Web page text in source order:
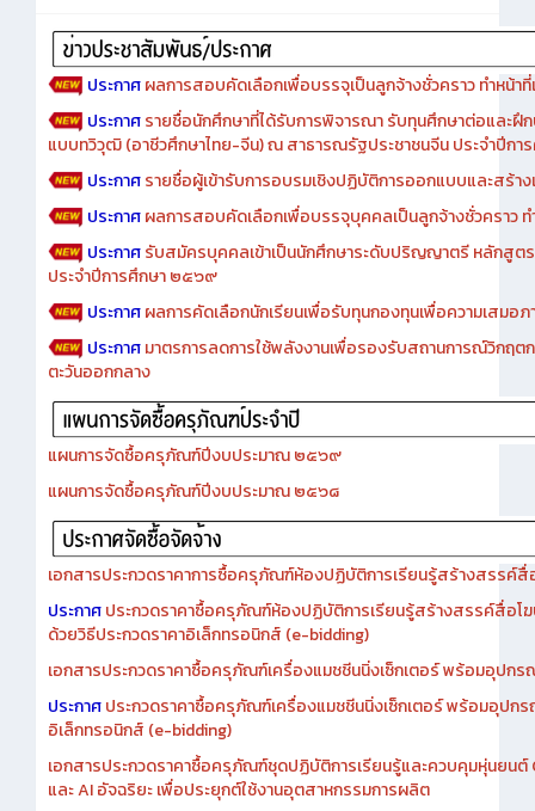
ประกาศผลการสอบคัดเลือกเพื่อบรรจุเป็นลูกจ้างชั่วคราว ทำหน้าที่
ประกาศรายชื่อนักศึกษาที่ได้รับการพิจารณา รับทุนศึกษาต่อและฝึ
แบบทวิวุฒิ (อาชีวศึกษาไทย-จีน) ณ สาธารณรัฐประชาชนจีน ประจำปีก
ประกาศรายชื่อผู้เข้ารับการอบรมเชิงปฏิบัติการออกแบบและสร้า
ประกาศผลการสอบคัดเลือกเพื่อบรรจุบุคคลเป็นลูกจ้างชั่วคราว ท
ประกาศรับสมัครบุคคลเข้าเป็นนักศึกษาระดับปริญญาตรี หลักสูต
ประจำปีการศึกษา ๒๕๖๙
ประกาศผลการคัดเลือกนักเรียนเพื่อรับทุนกองทุนเพื่อความเสมอ
ประกาศมาตรการลดการใช้พลังงานเพื่อรองรับสถานการณ์วิกฤ
ตะวันออกกลาง
แผนการจัดซื้อครุภัณฑ์ปีงบประมาณ ๒๕๖๙
แผนการจัดซื้อครุภัณฑ์ปีงบประมาณ ๒๕๖๘
เอกสารประกวดราคาการซื้อครุภัณฑ์ห้องปฏิบัติการเรียนรู้สร้างสรรค์
ประกาศประกวดราคาซื้อครุภัณฑ์ห้องปฏิบัติการเรียนรู้สร้างสรรค์สื่อโ
ด้วยวิธีประกวดราคาอิเล็กทรอนิกส์ (e-bidding)
เอกสารประกวดราคาซื้อครุภัณฑ์เครื่องแมชชีนนิ่งเซ็กเตอร์ พร้อมอุปก
ประกาศประกวดราคาซื้อครุภัณฑ์เครื่องแมชชีนนิ่งเซ็กเตอร์ พร้อมอุปก
อิเล็กทรอนิกส์ (e-bidding)
เอกสารประกวดราคาซื้อครุภัณฑ์ชุดปฏิบัติการเรียนรู้และควบคุมหุ่นยน
และ AI อัจฉริยะ เพื่อประยุกต์ใช้งานอุตสาหกรรมการผลิต